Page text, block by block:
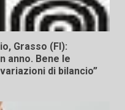
Grasso (FI):
anno. Bene le
di bilancio”